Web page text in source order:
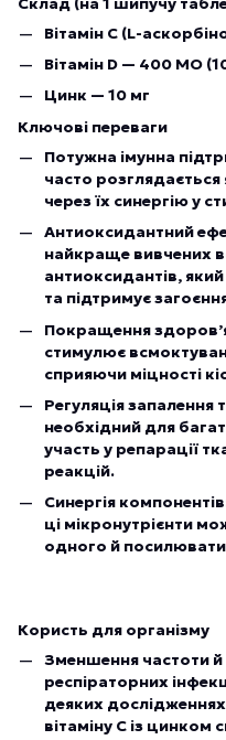
Вітамін С (L-
Вітамін D — 400 МО
Цинк — 10 мг
Ключові переваги
Потужна імунна
часто розглядається
через їх синергію у
Антиоксидантний
найкраще вивчених
антиоксидантів,
та підтримує
Покращення здоров’я
стимулює
сприяючи міцності
Регуляція запалення
необхідний для
участь у репарації
реакцій.
Синергія
ці мікронутрієнти
одного й
Користь для організму
Зменшення частоти й
респіраторних
деяких
вітаміну C із